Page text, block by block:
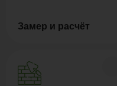
Замер и расчёт